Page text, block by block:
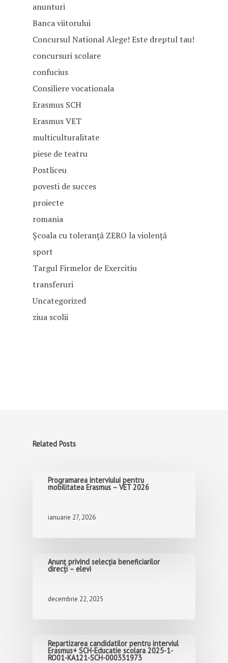
anunturi
Banca viitorului
Concursul National Alege! Este dreptul tau!
concursuri scolare
confucius
Consiliere vocationala
Erasmus SCH
Erasmus VET
multiculturalitate
piese de teatru
Postliceu
povesti de succes
proiecte
romania
Școala cu toleranță ZERO la violență
sport
Targul Firmelor de Exercitiu
transferuri
Uncategorized
ziua scolii
Related Posts
Programarea interviului pentru
mobilitatea Erasmus – VET 2026
ianuarie 27, 2026
Anunț privind selecția beneficiarilor
direcți – elevi
decembrie 22, 2025
Repartizarea candidatilor pentru interviul
Erasmus+ SCH-Educatie scolara 2025-1-
RO01-KA121-SCH-000331973